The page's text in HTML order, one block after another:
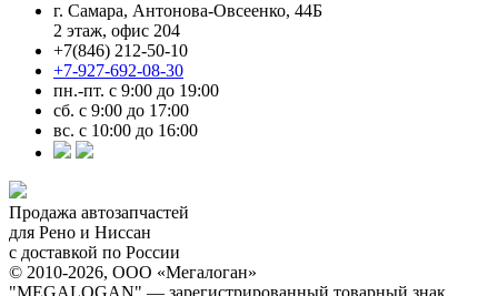
г. Самара, Антонова-Овсеенко, 44Б
2 этаж, офис 204
+7(846) 212-50-10
+7-927-692-08-30
пн.-пт. с 9:00 до 19:00
сб. с 9:00 до 17:00
вс. с 10:00 до 16:00
Продажа автозапчастей
для Рено и Ниссан
с доставкой по России
© 2010-2026, ООО «Мегалоган»